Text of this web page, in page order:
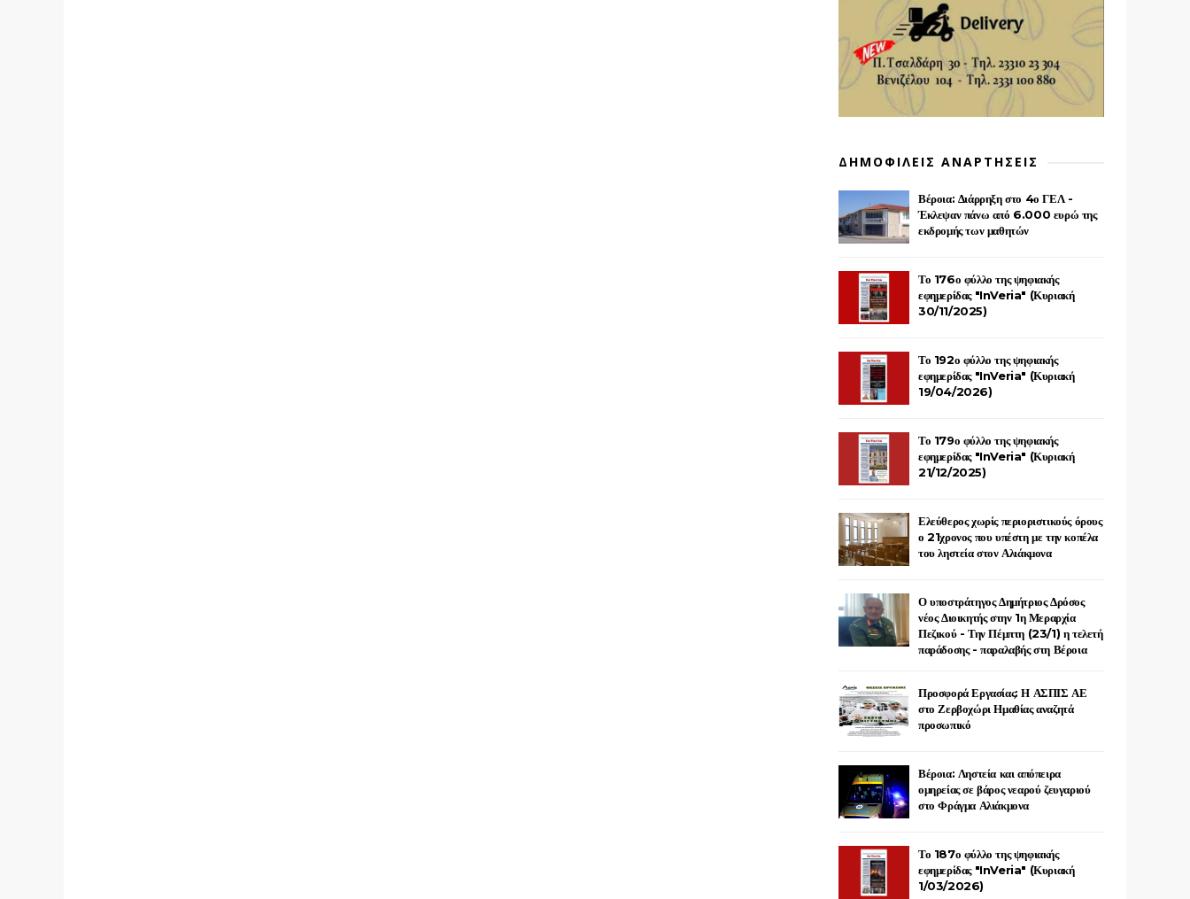
ΔΗΜΟΦΙΛΕΙΣ ΑΝΑΡΤΗΣΕΙΣ
Βέροια: Διάρρηξη στο 4ο ΓΕΛ -
Έκλεψαν πάνω από 6.000 ευρώ της
εκδρομής των μαθητών
Το 176ο φύλλο της ψηφιακής
εφημερίδας "InVeria" (Κυριακή
30/11/2025)
Το 192ο φύλλο της ψηφιακής
εφημερίδας "InVeria" (Κυριακή
19/04/2026)
Το 179ο φύλλο της ψηφιακής
εφημερίδας "InVeria" (Κυριακή
21/12/2025)
Ελεύθερος χωρίς περιοριστικούς όρους
ο 21χρονος που υπέστη με την κοπέλα
του ληστεία στον Αλιάκμονα
Ο υποστράτηγος Δημήτριος Δρόσος
νέος Διοικητής στην 1η Μεραρχία
Πεζικού - Την Πέμπτη (23/1) η τελετή
παράδοσης - παραλαβής στη Βέροια
Προσφορά Εργασίας: Η ΑΣΠΙΣ ΑΕ
στο Ζερβοχώρι Ημαθίας αναζητά
προσωπικό
Βέροια: Ληστεία και απόπειρα
ομηρείας σε βάρος νεαρού ζευγαριού
στο Φράγμα Αλιάκμονα
Το 187ο φύλλο της ψηφιακής
εφημερίδας "InVeria" (Κυριακή
1/03/2026)